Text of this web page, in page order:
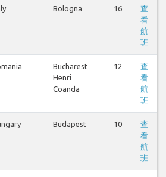
Bologna 16
查
看
航
班
Bucharest
Henri
Coanda
12
查
看
航
班
Budapest 10
查
看
航
班